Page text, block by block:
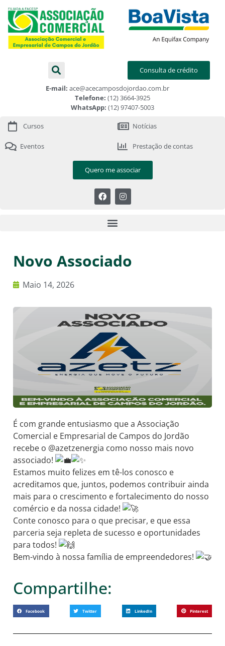
Consulta de crédito
E-mail: ace@acecamposdojordao.com.br
Telefone: (12) 3664-3925
WhatsApp: (12) 97407-5003
Cursos Notícias
Eventos Prestação de contas
Quero me associar
Novo Associado
Maio 14, 2026
É com grande entusiasmo que a Associação
Comercial e Empresarial de Campos do Jordão
recebe o @azetzenergia como nosso mais novo
associado!
Estamos muito felizes em tê-los conosco e
acreditamos que, juntos, podemos contribuir ainda
mais para o crescimento e fortalecimento do nosso
comércio e da nossa cidade!
Conte conosco para o que precisar, e que essa
parceria seja repleta de sucesso e oportunidades
para todos!
Bem-vindo à nossa família de empreendedores!
Compartilhe:
Facebook Twitter LinkedIn Pinterest